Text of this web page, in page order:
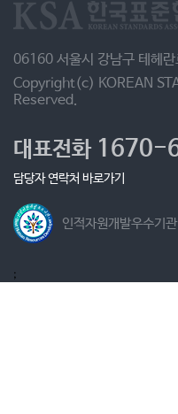
06160 서울시 강남구 테헤
Copyright(c) KOREAN
Reserved.
대표전화1670-
담당자 연락처 바로가기
인적자원개발우수기관
;